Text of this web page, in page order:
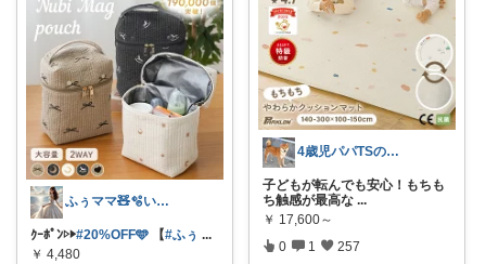
ふぅママ🧸🫧いつも有難うございます
ｸｰﾎﾟﾝ▷▶︎#20%OFF🩵 【#ふぅ ...
￥ 4,480
4歳児パパTSの育児おたすけROOM🎁
子どもが転んでも安心！もちも
ち触感が最高な ...
￥ 17,600～
0 1 257